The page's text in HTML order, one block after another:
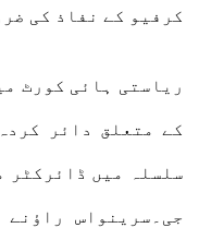
کرفیو کے نفاذ کی
ریاستی ہائی کورٹ
کے متعلق دائر
سلسلہ میں ڈائرکٹر
جی۔سرینواس